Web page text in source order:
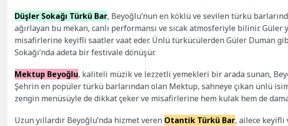
Düşler Sokağı Türkü Bar, Beyoğlu’nun en köklü ve sevilen türkü
ağırlayan bu mekan, canlı performansı ve sıcak atmosferiyle bilinir.
misafirlerine keyifli saatler vaat eder. Ünlü türkücülerden Güler Duman
Sokağı’nda adeta bir festivale dönüşür.
Mektup Beyoğlu, kaliteli müzik ve lezzetli yemekleri bir arada sunan,
Şehrin en popüler türkü barlarından olan Mektup, sahneye çıkan ünlü
zengin menüsüyle de dikkat çeker ve misafirlerine hem kulak hem de
Uzun yıllardır Beyoğlu’nda hizmet veren Otantik Türkü Bar, ailece